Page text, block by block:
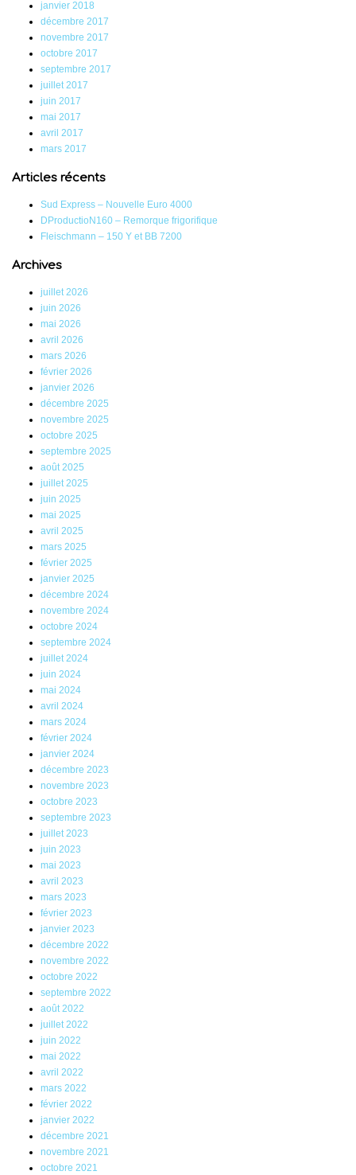
janvier 2018
décembre 2017
novembre 2017
octobre 2017
septembre 2017
juillet 2017
juin 2017
mai 2017
avril 2017
mars 2017
Articles récents
Sud Express – Nouvelle Euro 4000
DProductioN160 – Remorque frigorifique
Fleischmann – 150 Y et BB 7200
Archives
juillet 2026
juin 2026
mai 2026
avril 2026
mars 2026
février 2026
janvier 2026
décembre 2025
novembre 2025
octobre 2025
septembre 2025
août 2025
juillet 2025
juin 2025
mai 2025
avril 2025
mars 2025
février 2025
janvier 2025
décembre 2024
novembre 2024
octobre 2024
septembre 2024
juillet 2024
juin 2024
mai 2024
avril 2024
mars 2024
février 2024
janvier 2024
décembre 2023
novembre 2023
octobre 2023
septembre 2023
juillet 2023
juin 2023
mai 2023
avril 2023
mars 2023
février 2023
janvier 2023
décembre 2022
novembre 2022
octobre 2022
septembre 2022
août 2022
juillet 2022
juin 2022
mai 2022
avril 2022
mars 2022
février 2022
janvier 2022
décembre 2021
novembre 2021
octobre 2021